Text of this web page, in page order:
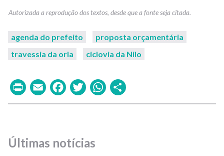
agenda do prefeito
proposta orçamentária
travessia da orla
ciclovia da Nilo
PrintEmailFacebook
TwitterWhatsApp
Últimas notícias